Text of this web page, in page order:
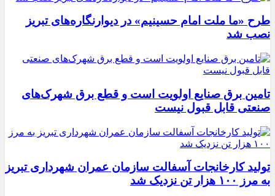
طرح «ما ملت امام حسینیم» در دیوارنگاره‌های تبریز
نصب شد
تامین برق صنایع اولویت است و قطع برق شهرک‌های
صنعتی قابل قبول نیست
تولید کارخانجات آسفالت سازمان عمران شهرداری تبریز
به مرز ۱۰۰ هزار تن نزدیک شد